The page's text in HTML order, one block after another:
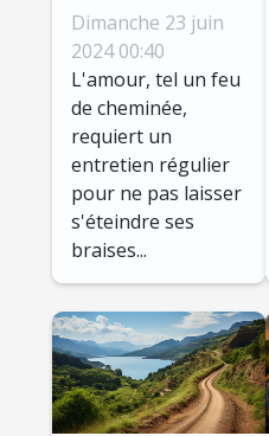
avantages
des séjours en
love rooms
pour raviver
la flamme
amoureuse
Dimanche 23 juin
2024 00:40
L'amour, tel un feu
de cheminée,
requiert un
entretien régulier
pour ne pas laisser
s'éteindre ses
braises...